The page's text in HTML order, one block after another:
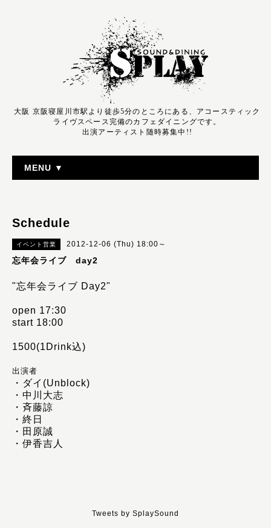
大阪 京阪寝屋川市駅より徒歩5分のところにある、アコースティック
ライヴスペース完備のカフェダイニングです。
出演アーティスト随時募集中!!
MENU ▼
Schedule
イベント営業 2012-12-06 (Thu) 18:00～
忘年会ライブ day2
"忘年会ライブ Day2"
open 17:30
start 18:00
1500(1Drink込)
出演者
・ダイ(Unblock)
・中川大志
・斉藤諒
・終日
・田原誠
・伊香吉人
Tweets by SplaySound